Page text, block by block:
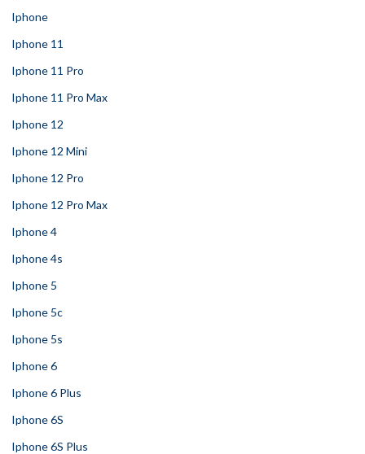
Iphone
Iphone 11
Iphone 11 Pro
Iphone 11 Pro Max
Iphone 12
Iphone 12 Mini
Iphone 12 Pro
Iphone 12 Pro Max
Iphone 4
Iphone 4s
Iphone 5
Iphone 5c
Iphone 5s
Iphone 6
Iphone 6 Plus
Iphone 6S
Iphone 6S Plus